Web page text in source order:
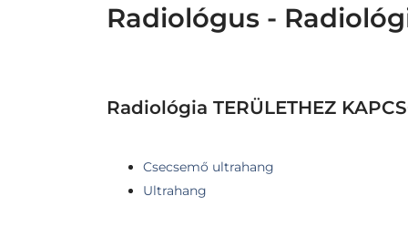
Radiológus -
Radiológia TERÜLETHEZ
Csecsemő ultrahang
Ultrahang